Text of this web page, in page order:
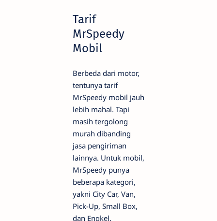
Tarif
MrSpeedy
Mobil
Berbeda dari motor,
tentunya tarif
MrSpeedy mobil jauh
lebih mahal. Tapi
masih tergolong
murah dibanding
jasa pengiriman
lainnya. Untuk mobil,
MrSpeedy punya
beberapa kategori,
yakni City Car, Van,
Pick-Up, Small Box,
dan Engkel.